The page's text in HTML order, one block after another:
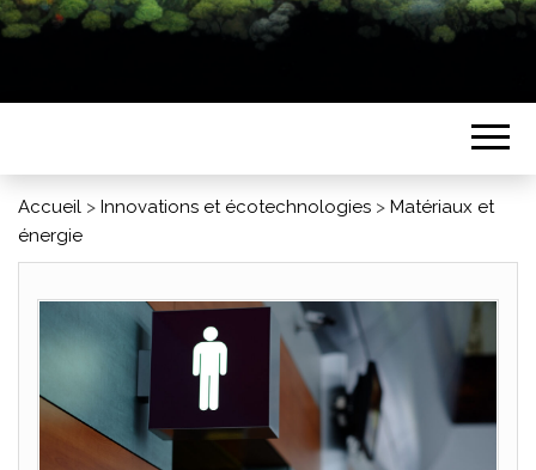
Accueil > Innovations et écotechnologies > Matériaux et
énergie